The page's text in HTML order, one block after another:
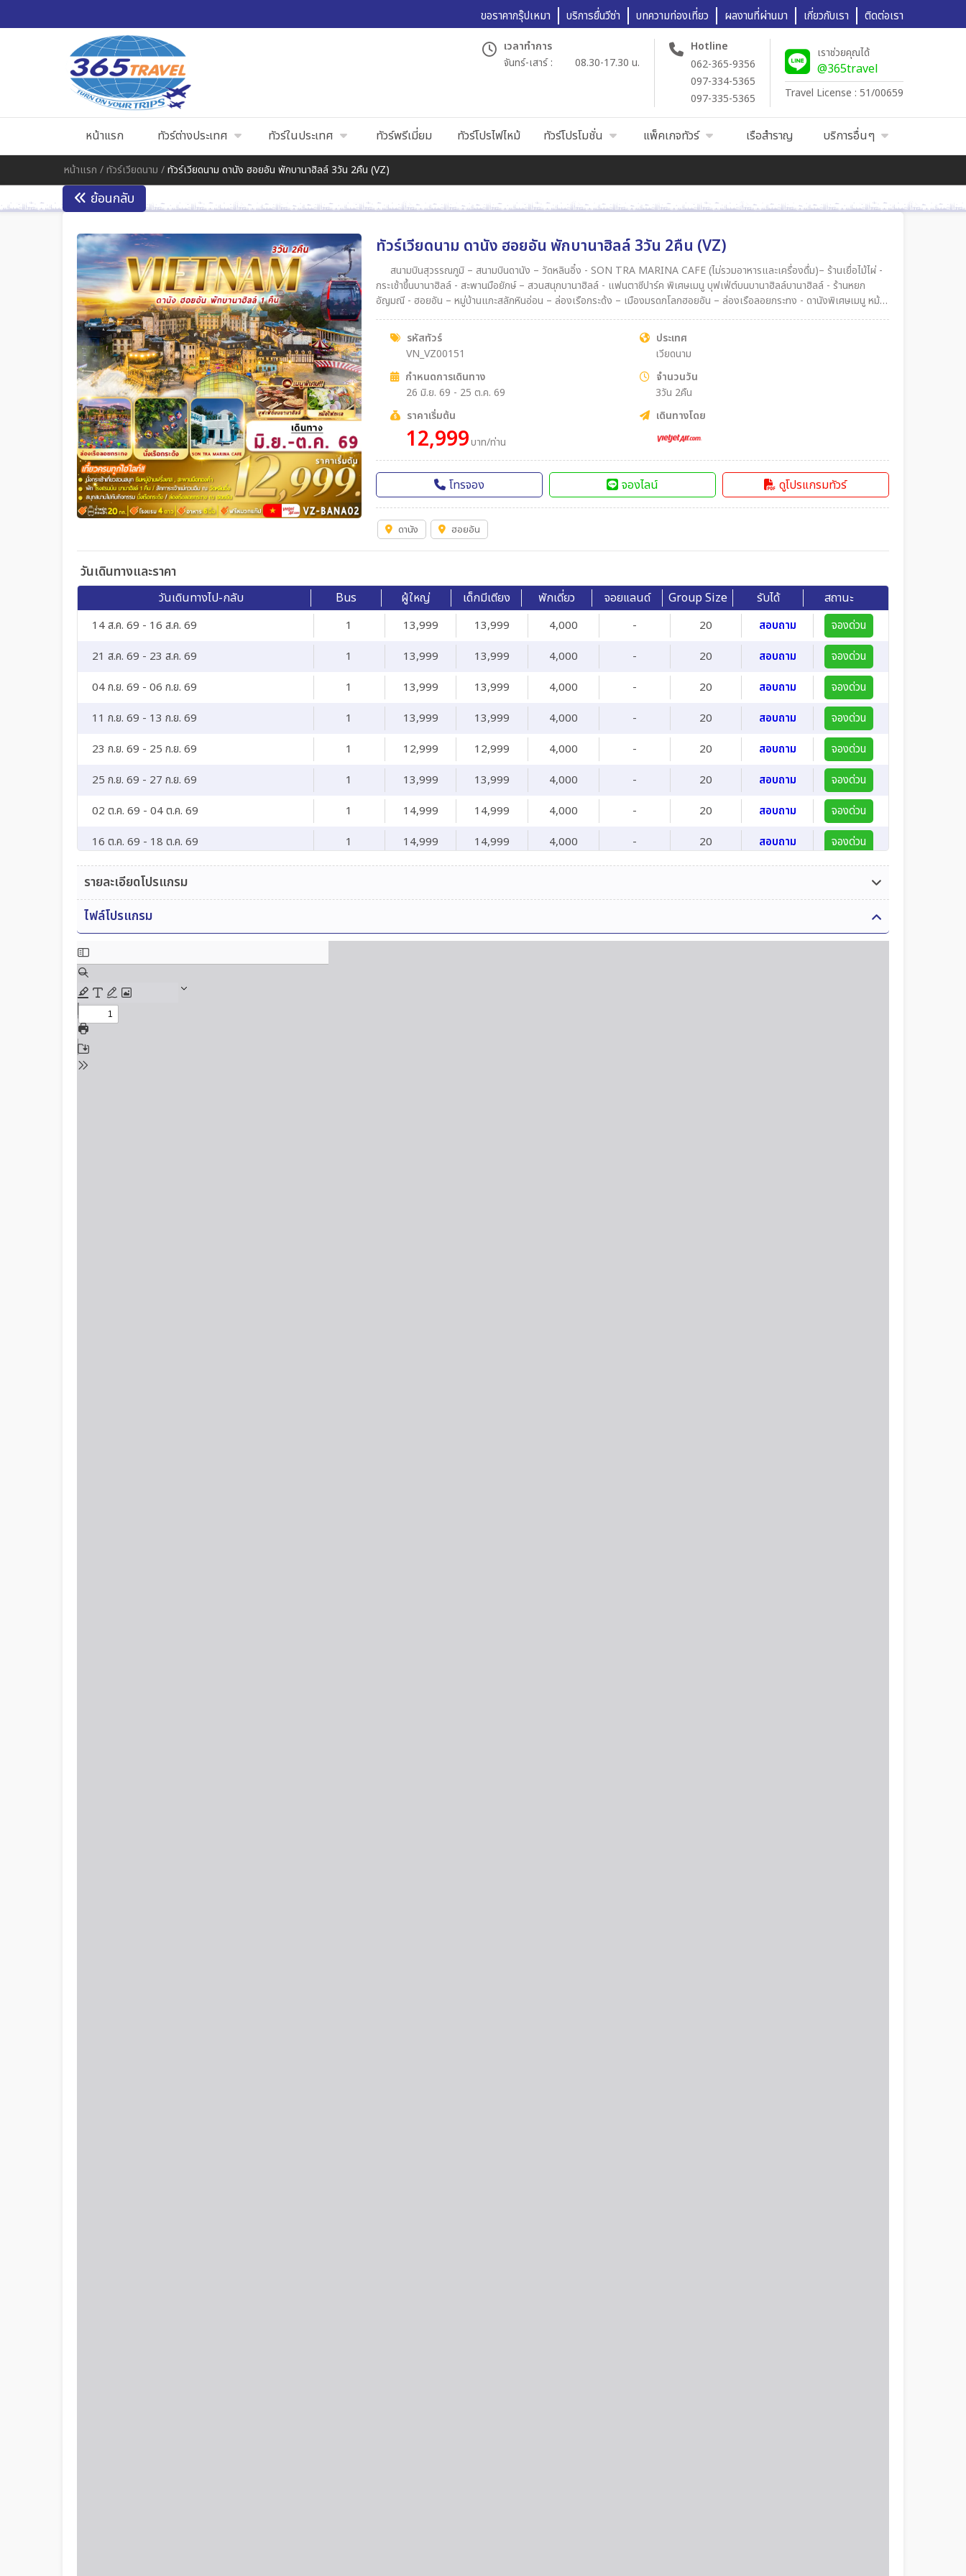
ขอราคากรุ๊ปเหมา บริการยื่นวีซ่า บทความท่องเที่ยว ผลงานที่ผ่านมา เกี่ยวกับเรา ติดต่อเรา
เวลาทำการ
จันทร์-เสาร์ :
08.30-17.30 น.
Hotline
062-365-9356
097-334-5365
097-335-5365
เราช่วยคุณได้
@365travel
Travel License : 51/00659
หน้าแรก ทัวร์ต่างประเทศ ทัวร์ในประเทศ ทัวร์พรีเมี่ยม ทัวร์โปรไฟไหม้ ทัวร์โปรโมชั่น แพ็คเกจทัวร์ เรือสำราญ บริการอื่นๆ
หน้าแรก /ทัวร์เวียดนาม /ทัวร์เวียดนาม ดานัง ฮอยอัน พักบานาฮิลล์ 3วัน 2คืน (VZ)
ย้อนกลับ
ทัวร์เวียดนาม ดานัง ฮอยอัน พักบานาฮิลล์ 3วัน 2คืน (VZ)
สนามบินสุวรรณภูมิ – สนามบินดานัง – วัดหลินอิ๋ง - SON TRA MARINA CAFE (ไม่รวมอาหารและเครื่องดื่ม)– ร้านเยื่อไม้ไผ่ -
กระเช้าขึ้นบานาฮิลล์ - สะพานมือยักษ์ – สวนสนุกบานาฮิลล์ - แฟนตาซีปาร์ค พิเศษเมนู บุฟเฟ่ต์บนบานาฮิลล์บานาฮิลล์ - ร้านหยก
อัญมณี - ฮอยอัน – หมู่บ้านแกะสลักหินอ่อน – ล่องเรือกระด้ง – เมืองมรดกโลกฮอยอัน – ล่องเรือลอยกระทง - ดานังพิเศษเมนู หม้อ
ไฟทะเลสนามบินดานัง – สนามบินสุวรรณภูมิ
รหัสทัวร์
VN_VZ00151
ประเทศ
เวียดนาม
กำหนดการเดินทาง
26 มิ.ย. 69 - 25 ต.ค. 69
จำนวนวัน
3วัน 2คืน
ราคาเริ่มต้น
12,999บาท/ท่าน
เดินทางโดย
โทรจอง จองไลน์ ดูโปรแกรมทัวร์
ดานัง ฮอยอัน
วันเดินทางและราคา
วันเดินทางไป-กลับ Bus ผู้ใหญ่ เด็กมีเตียง พักเดี่ยว จอยแลนด์ Group Size รับได้ สถานะ
14 ส.ค. 69 - 16 ส.ค. 69 1 13,999 13,999 4,000 - 20 สอบถาม
จองด่วน
21 ส.ค. 69 - 23 ส.ค. 69
1 13,999 13,999 4,000 - 20 สอบถาม
จองด่วน
04 ก.ย. 69 - 06 ก.ย. 69
1 13,999 13,999 4,000 - 20 สอบถาม
จองด่วน
11 ก.ย. 69 - 13 ก.ย. 69
1 13,999 13,999 4,000 - 20 สอบถาม
จองด่วน
23 ก.ย. 69 - 25 ก.ย. 69
1 12,999 12,999 4,000 - 20 สอบถาม
จองด่วน
25 ก.ย. 69 - 27 ก.ย. 69
1 13,999 13,999 4,000 - 20 สอบถาม
จองด่วน
02 ต.ค. 69 - 04 ต.ค. 69
1 14,999 14,999 4,000 - 20 สอบถาม
จองด่วน
16 ต.ค. 69 - 18 ต.ค. 69
1 14,999 14,999 4,000 - 20 สอบถาม
จองด่วน
23 ต.ค. 69 - 25 ต.ค. 69
รายละเอียดโปรแกรม
ไฟล์โปรแกรม